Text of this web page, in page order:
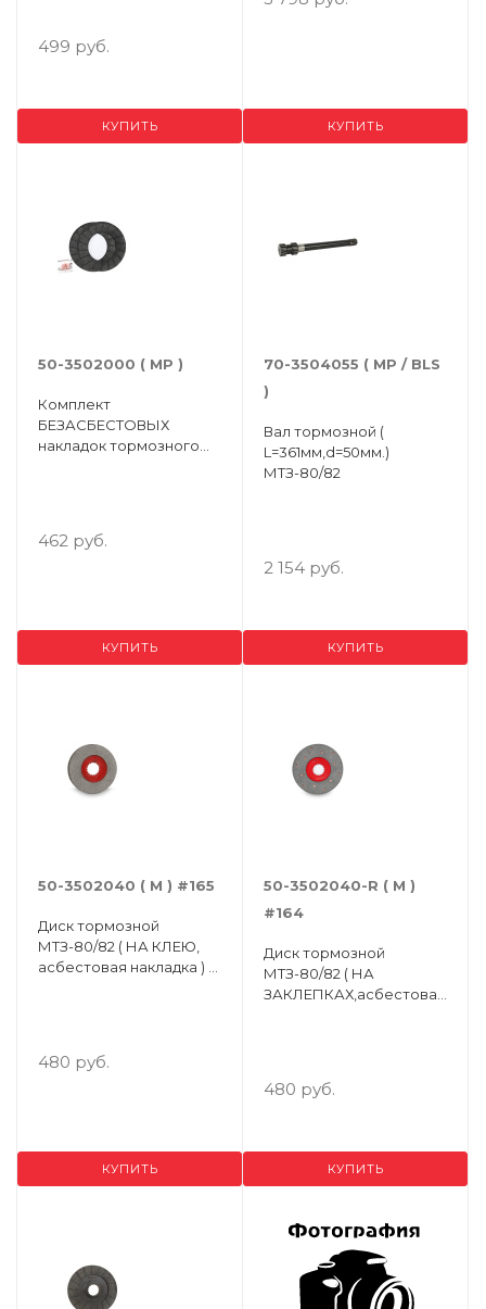
499 руб.
КУПИТЬ КУПИТЬ
50-3502000 ( МР )
Комплект
БЕЗАСБЕСТОВЫХ
накладок тормозного
462 руб.
КУПИТЬ
70-3504055 ( МР / BLS
)
Вал тормозной (
L=361мм,d=50мм.)
МТЗ-80/82
2 154 руб.
КУПИТЬ
50-3502040 ( М ) #165
Диск тормозной
МТЗ-80/82 ( НА КЛЕЮ,
асбестовая накладка ) (
480 руб.
КУПИТЬ
50-3502040-R ( М )
#164
Диск тормозной
МТЗ-80/82 ( НА
ЗАКЛЕПКАХ,асбестовая
480 руб.
КУПИТЬ